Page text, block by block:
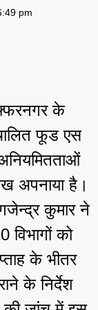
pm
के
फूड एस
अपनाया है।
कुमार ने
को
के भीतर
के निर्देश